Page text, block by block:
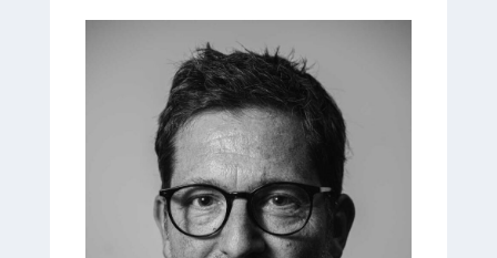
T
-
D
i
e
n